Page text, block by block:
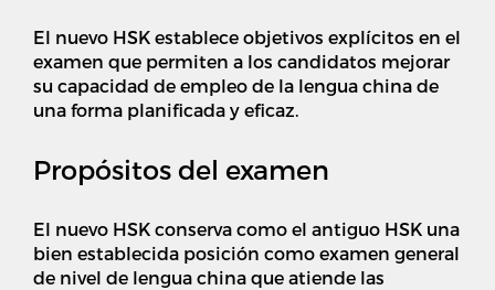
El nuevo HSK establece objetivos explícitos en el
examen que permiten a los candidatos mejorar
su capacidad de empleo de la lengua china de
una forma planificada y eficaz.
Propósitos del examen
El nuevo HSK conserva como el antiguo HSK una
bien establecida posición como examen general
de nivel de lengua china que atiende las